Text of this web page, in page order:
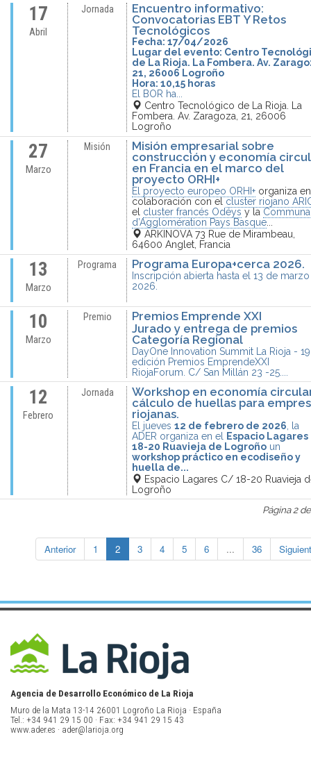
17
Abril
Jornada
Encuentro informativo:
Convocatorias EBT Y Retos
Tecnológicos
Fecha: 17/04/2026
Lugar del evento: Centro
de La Rioja. La Fombera. Av.
21, 26006 Logroño
Hora: 10,15 horas
El BOR ha...
Centro Tecnológico de La Rioja. La
Fombera. Av. Zaragoza, 21, 26006
Logroño
27
Marzo
Misión
Misión empresarial sobre
construcción y economía
en Francia en el marco del
proyecto ORHI+
El proyecto europeo ORHI+ organiza en
colaboración con el cluster riojano
el cluster francés Odéys y la
d’Agglomération Pays Basque
ARKINOVA 73 Rue de Mirambeau,
64600 Anglet, Francia
13
Marzo
Programa Programa Europa+cerca 2026.
Inscripción abierta hasta el 13 de
2026.
10
Marzo
Premio
Premios Emprende XXI
Jurado y entrega de premios
Categoría Regional
DayOne Innovation Summit La Rioja -
edición Premios EmprendeXXI
RiojaForum. C/ San Millán 23 -25....
12
Febrero
Jornada
Workshop en economía
cálculo de huellas para
riojanas.
El jueves12 de febrero de 2026 , la
ADER organiza en el
Espacio
18-20 Ruavieja de Logroño un
workshop práctico en ecodiseño y
huella de...
Espacio Lagares C/ 18-20 Ruavieja
Logroño
Página 2
Anterior 1 2 3 4 5 6 ... 36
Agencia de Desarrollo Económico de La Rioja
Muro de la Mata 13-14 26001 Logroño La Rioja · España
Tel.: +34 941 29 15 00 · Fax: +34 941 29 15 43
www.ader.es · ader@larioja.org